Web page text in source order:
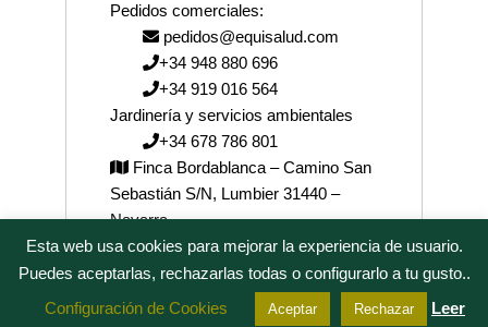
Pedidos comerciales:
pedidos@equisalud.com
+34 948 880 696
+34 919 016 564
Jardinería y servicios ambientales
+34 678 786 801
Finca Bordablanca – Camino San
Sebastián S/N, Lumbier 31440 –
Navarra
josenea@josenea.bio
Esta web usa cookies para mejorar la experiencia de usuario.
Puedes aceptarlas, rechazarlas todas o configurarlo a tu gusto..
Configuración de Cookies
Aceptar Rechazar Leer